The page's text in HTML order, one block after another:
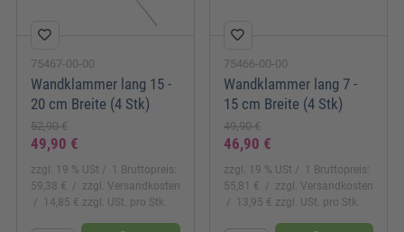
75467-00-00
Wandklammer lang 15 -
20 cm Breite (4 Stk)
52,90 €
49,90 €
zzgl. 19 % USt
1 Bruttopreis:
59,38 €
zzgl. Versandkosten
14,85 € zzgl. USt. pro Stk.
75466-00-00
Wandklammer lang 7 -
15 cm Breite (4 Stk)
49,90 €
46,90 €
zzgl. 19 % USt
1 Bruttopreis:
55,81 €
zzgl. Versandkosten
13,95 € zzgl. USt. pro Stk.